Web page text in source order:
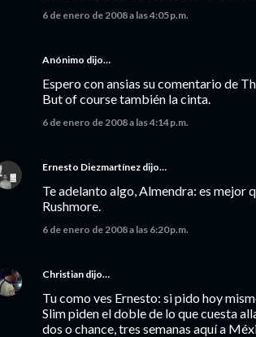
6 de enero de 2008 a las 4:05 p.m.
Anónimo dijo…
Espero con ansias su comentario de
But of course también la cinta.
6 de enero de 2008 a las 4:14 p.m.
Ernesto Diezmartínez dijo…
Te adelanto algo, Almendra: es mejor
Rushmore.
6 de enero de 2008 a las 6:20 p.m.
Christian dijo…
Tu como ves Ernesto: si pido hoy
Slim piden el doble de lo que cuesta
dos o chance, tres semanas aquí a